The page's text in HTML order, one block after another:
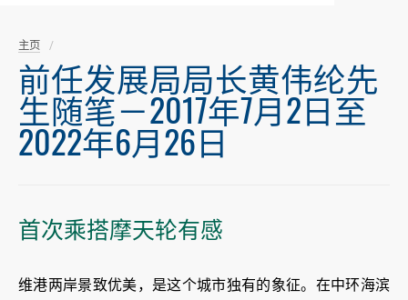
主页
前任发展局局长黄伟纶先
生随笔－2017年7月2日至
2022年6月26日
首次乘搭摩天轮有感
维港两岸景致优美，是这个城市独有的象征。在中环海滨